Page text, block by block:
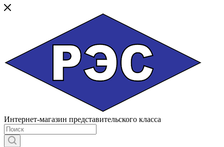
Интернет-магазин представительского класса